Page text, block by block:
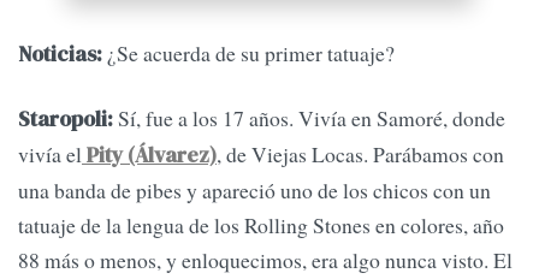
Noticias: ¿Se acuerda de su primer tatuaje?
Staropoli:Sí, fue a los 17 años. Vivía en Samoré, donde
vivía elPity (Álvarez), de Viejas Locas. Parábamos con
una banda de pibes y apareció uno de los chicos con un
tatuaje de la lengua de los Rolling Stones en colores, año
88 más o menos, y enloquecimos, era algo nunca visto. El